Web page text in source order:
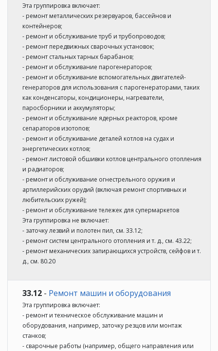
Эта группировка включает:
- ремонт металлических резервуаров, бассейнов и
контейнеров;
- ремонт и обслуживание труб и трубопроводов;
- ремонт передвижных сварочных установок;
- ремонт стальных тарных барабанов;
- ремонт и обслуживание парогенераторов;
- ремонт и обслуживание вспомогательных двигателей-
генераторов для использования с парогенераторами, таких
как конденсаторы, кондиционеры, нагреватели,
паросборники и аккумуляторы;
- ремонт и обслуживание ядерных реакторов, кроме
сепараторов изотопов;
- ремонт и обслуживание деталей котлов на судах и
энергетических котлов;
- ремонт листовой обшивки котлов центрального отопления
и радиаторов;
- ремонт и обслуживание огнестрельного оружия и
артиллерийских орудий (включая ремонт спортивных и
любительских ружей);
- ремонт и обслуживание тележек для супермаркетов
Эта группировка не включает:
- заточку лезвий и полотен пил, см. 33.12;
- ремонт систем центрального отопления и т. д., см. 43.22;
- ремонт механических запирающихся устройств, сейфов и т.
д., см. 80.20
33.12 - Ремонт машин и оборудования
Эта группировка включает:
- ремонт и техническое обслуживание машин и
оборудования, например, заточку резцов или монтаж
станков;
- сварочные работы (например, общего направления или